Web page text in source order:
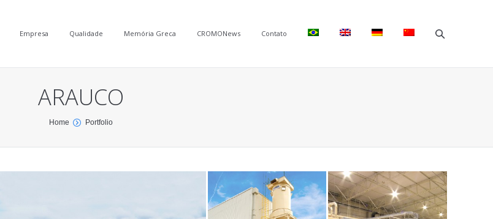
Empresa Qualidade Memória Greca CROMONews Contato
ARAUCO
Home Portfolio